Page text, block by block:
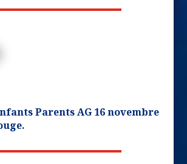
Parents AG 16 novembre